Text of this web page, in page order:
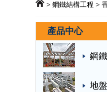
> 鋼鐵結構工程 >
產品中心
鋼
地